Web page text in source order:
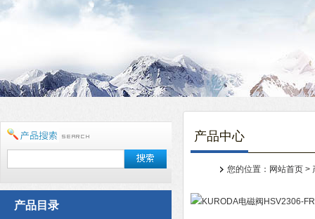
产品目录
产品中心
您的位置： 网站首页 >